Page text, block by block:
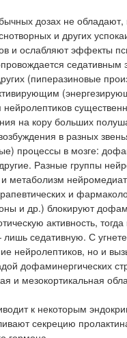
дозах не обладают,
и других
и ослабляют эффекты
(пиперазиновые
на кору больших
в разных
процессы в мозге:
Разные группы
и
и др.) блокируют
активность,
седативную. С
нейролептиков, но и
дофаминергических
и мезокортикальная
к некоторым
секрецию